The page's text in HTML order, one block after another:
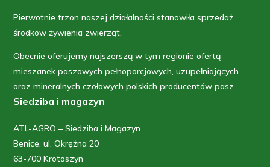
Pierwotnie trzon naszej działalności stanowiła sprzedaż
środków żywienia zwierząt.
Obecnie oferujemy najszerszą w tym regionie ofertą
mieszanek paszowych pełnoporcjowych, uzupełniających
oraz mineralnych czołowych polskich producentów pasz.
Siedziba i magazyn
ATL-AGRO – Siedziba i Magazyn
Benice, ul. Okrężna 20
63-700 Krotoszyn